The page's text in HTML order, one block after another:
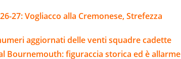
27: Vogliacco alla Cremonese, Strefezza
aggiornati delle venti squadre cadette
Bournemouth: figuraccia storica ed è allarme